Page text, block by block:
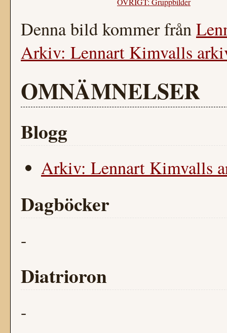
Denna bild kommer från
Arkiv: Lennart Kimvalls
OMNÄMNELSER
Blogg
Arkiv: Lennart Kimvalls
Dagböcker
-
Diatrioron
-